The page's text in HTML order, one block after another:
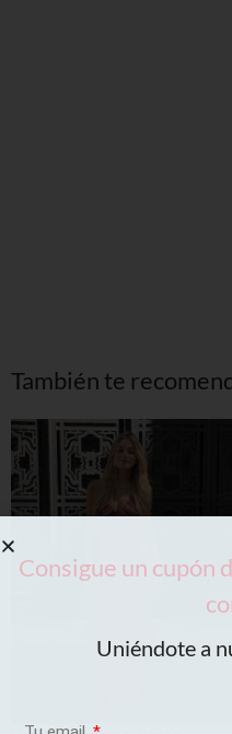
También te
Consigue un cupón
Uniéndote a